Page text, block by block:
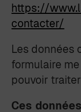
https://
contacter/
Les données
formulaire
pouvoir
Ces